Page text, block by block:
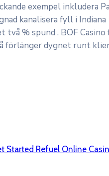
exempel inkludera
kanalisera fyll i
två % spund . BOF
förlänger dygnet runt
Started Refuel Online